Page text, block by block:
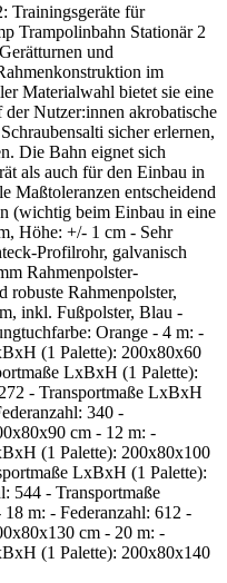
Trainingsgeräte für
Trampolinbahn Stationär 2
und
im
Materialwahl bietet sie eine
Nutzer:innen akrobatische
sicher erlernen,
Die Bahn eignet sich
als auch für den Einbau in
Maßtoleranzen entscheidend
(wichtig beim Einbau in eine
Höhe: +/- 1 cm - Sehr
Profilrohr, galvanisch
Rahmenpolster-
robuste Rahmenpolster,
inkl. Fußpolster, Blau -
Orange - 4 m: -
(1 Palette): 200x80x60
LxBxH (1 Palette):
- Transportmaße LxBxH
340 -
cm - 12 m: -
(1 Palette): 200x80x100
LxBxH (1 Palette):
544 - Transportmaße
m: - Federanzahl: 612 -
cm - 20 m: -
(1 Palette): 200x80x140